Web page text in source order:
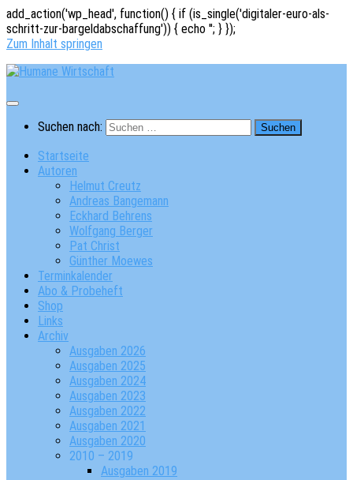
add_action('wp_head', function() { if (is_single('digitaler-euro-als-
schritt-zur-bargeldabschaffung')) { echo ''; } });
Zum Inhalt springen
Suchen nach:
Startseite
Autoren
Helmut Creutz
Andreas Bangemann
Eckhard Behrens
Wolfgang Berger
Pat Christ
Günther Moewes
Terminkalender
Abo & Probeheft
Shop
Links
Archiv
Ausgaben 2026
Ausgaben 2025
Ausgaben 2024
Ausgaben 2023
Ausgaben 2022
Ausgaben 2021
Ausgaben 2020
2010 – 2019
Ausgaben 2019